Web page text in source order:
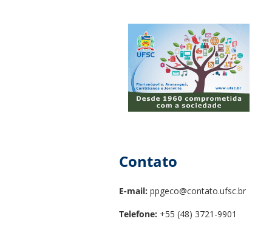
Contato
E-mail: ppgeco@contato.ufsc.br
Telefone: +55 (48) 3721-9901